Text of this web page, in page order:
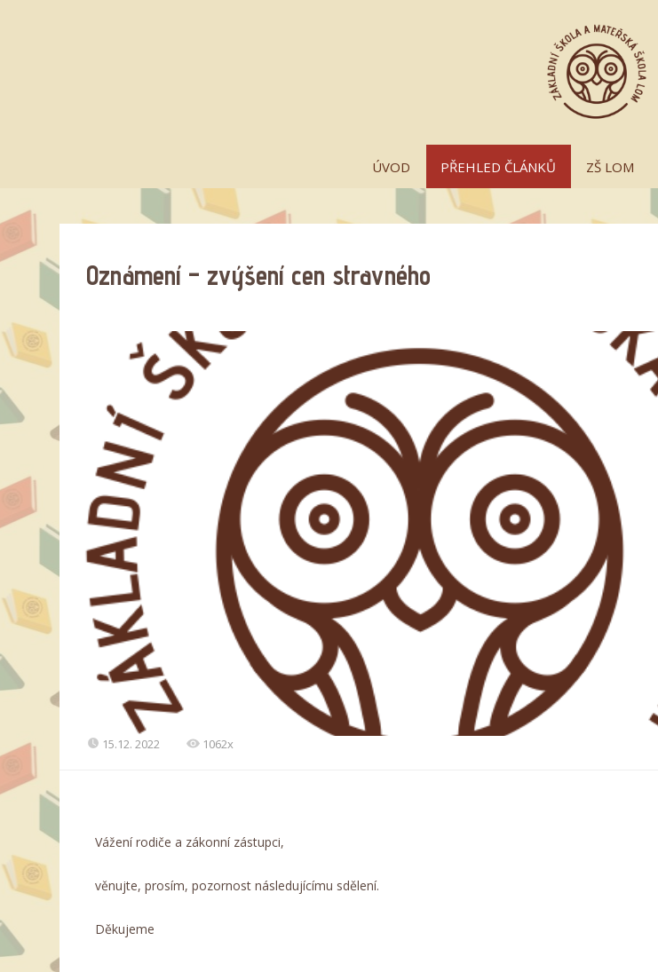
ÚVOD PŘEHLED ČLÁNKŮ ZŠ LOM
Oznámení – zvýšení cen stravného
15.12. 2022 1062x
Vážení rodiče a zákonní zástupci,
věnujte, prosím, pozornost následujícímu sdělení.
Děkujeme